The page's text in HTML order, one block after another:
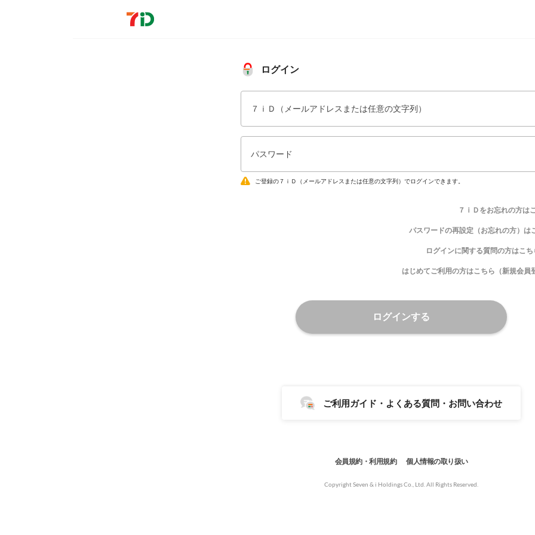
ログイン
７ｉＤ（メールアドレスまたは任意の文字列）
パスワード
ご登録の７ｉＤ（メールアドレスまたは任意の文字列）でログインできます。
７ｉＤをお忘れの方は
パスワードの再設定（お忘れの方）は
ログインに関する質問の方はこち
はじめてご利用の方はこちら（新規会員
ログインする
ご利用ガイド・よくある質問・お問い合わせ
会員規約・利用規約 個人情報の取り扱い
Copyright Seven & i Holdings Co., Ltd. All Rights Reserved.